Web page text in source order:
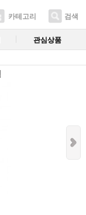
카테고리 검색
관심상품